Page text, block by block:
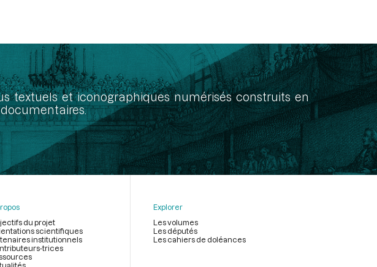
textuels et iconographiques numérisés construits en
du projet
scientifiques
institutionnels
trices
Explorer
Les volumes
Les députés
Les cahiers de doléances